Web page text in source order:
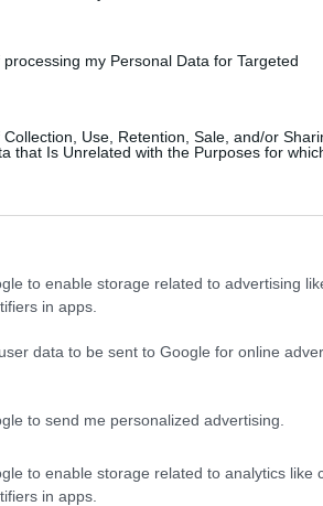
my Personal Data for Targeted
Use, Retention, Sale, and/or
that Is Unrelated with the Purposes for
to enable storage related to advertising
in apps.
data to be sent to Google for online
to send me personalized advertising.
to enable storage related to analytics like
in apps.